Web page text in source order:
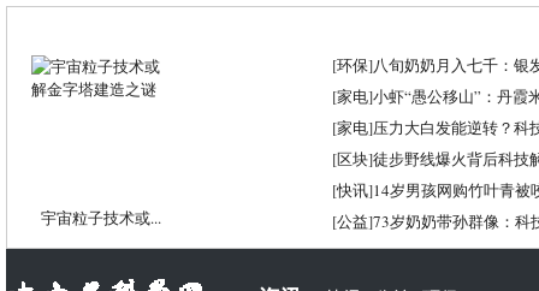
宇宙粒子技术或...
[环保]八旬奶奶月入七千：银
[家电]小虾“愚公移山”：丹霞
[家电]压力大白发能逆转？科
[区块]徒步野线爆火背后科技
[快讯]14岁男孩网购竹叶青被
[公益]73岁奶奶带孙群像：科